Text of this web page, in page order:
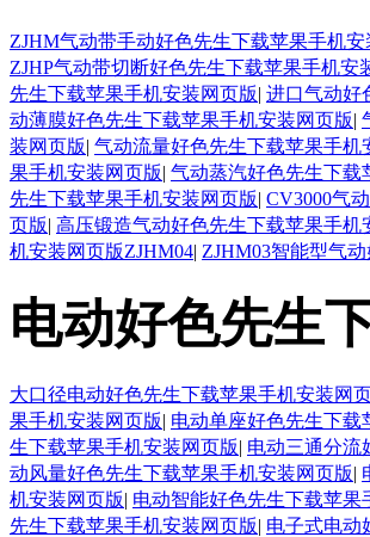
ZJHM气动带手动好色先生下载苹果手机安
ZJHP气动带切断好色先生下载苹果手机安
先生下载苹果手机安装网页版| 进口气动好
动薄膜好色先生下载苹果手机安装网页版|
装网页版| 气动流量好色先生下载苹果手机
果手机安装网页版| 气动蒸汽好色先生下载
先生下载苹果手机安装网页版| CV3000气
页版| 高压锻造气动好色先生下载苹果手机
机安装网页版ZJHM04| ZJHM03智能型气
电动好色先生
大口径电动好色先生下载苹果手机安装网
果手机安装网页版| 电动单座好色先生下载
生下载苹果手机安装网页版| 电动三通分流
动风量好色先生下载苹果手机安装网页版|
机安装网页版| 电动智能好色先生下载苹果
先生下载苹果手机安装网页版| 电子式电动